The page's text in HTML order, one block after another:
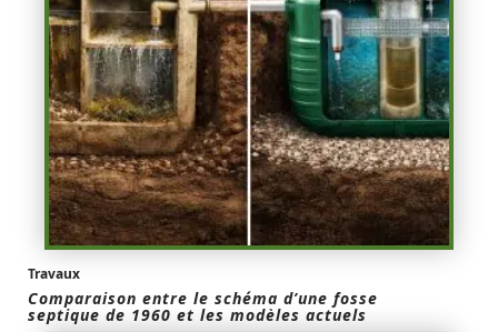
Travaux
Comparaison entre le schéma d’une fosse
septique de 1960 et les modèles actuels